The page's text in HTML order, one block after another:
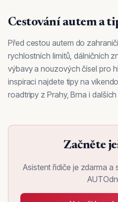
Cestování autem a
Před cestou autem do
rychlostních limitů, dálničních
výbavy a nouzových čísel pro
inspiraci najdete tipy na
roadtripy z Prahy, Brna i
Začněte
Asistent řidiče je zdarma a